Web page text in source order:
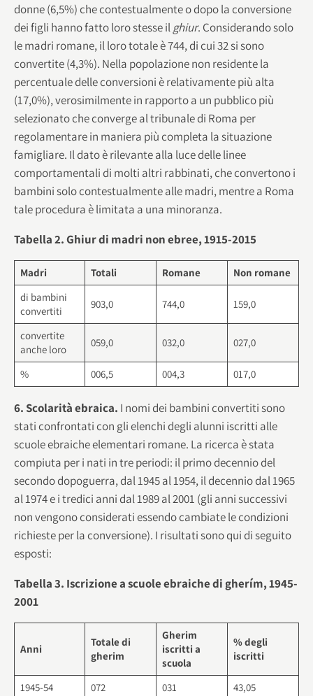
donne (6,5%) che contestualmente o dopo la conversione
dei figli hanno fatto loro stesse ilghiur. Considerando solo
le madri romane, il loro totale è 744, di cui 32 si sono
convertite (4,3%). Nella popolazione non residente la
percentuale delle conversioni è relativamente più alta
(17,0%), verosimilmente in rapporto a un pubblico più
selezionato che converge al tribunale di Roma per
regolamentare in maniera più completa la situazione
famigliare. Il dato è rilevante alla luce delle linee
comportamentali di molti altri rabbinati, che convertono i
bambini solo contestualmente alle madri, mentre a Roma
tale procedura è limitata a una minoranza.
Tabella 2. Ghiur di madri non ebree, 1915-2015
Madri Totali Romane
Non romane
di bambini
convertiti
903,0 744,0 159,0
convertite
anche loro
059,0 032,0 027,0
% 006,5 004,3 017,0
6. Scolarità ebraica. I nomi dei bambini convertiti sono
stati confrontati con gli elenchi degli alunni iscritti alle
scuole ebraiche elementari romane. La ricerca è stata
compiuta per i nati in tre periodi: il primo decennio del
secondo dopoguerra, dal 1945 al 1954, il decennio dal 1965
al 1974 e i tredici anni dal 1989 al 2001 (gli anni successivi
non vengono considerati essendo cambiate le condizioni
richieste per la conversione). I risultati sono qui di seguito
esposti:
Tabella 3. Iscrizione a scuole ebraiche di gherím, 1945-
2001
Anni
Totale di
gherim
Gherim
iscritti a
scuola
% degli
iscritti
1945-54 072 031
43,05